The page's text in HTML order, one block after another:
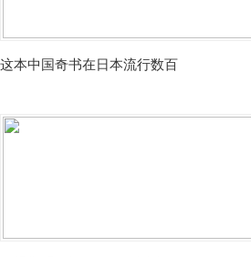
这本中国奇书在日本流行数百